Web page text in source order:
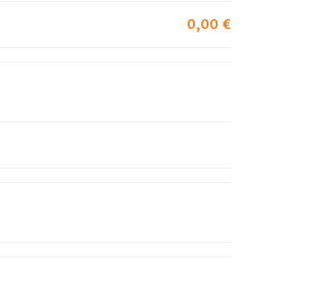
0,00 €